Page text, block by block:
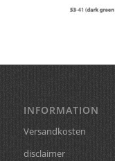
INFORMATION
Versandkosten
disclaimer